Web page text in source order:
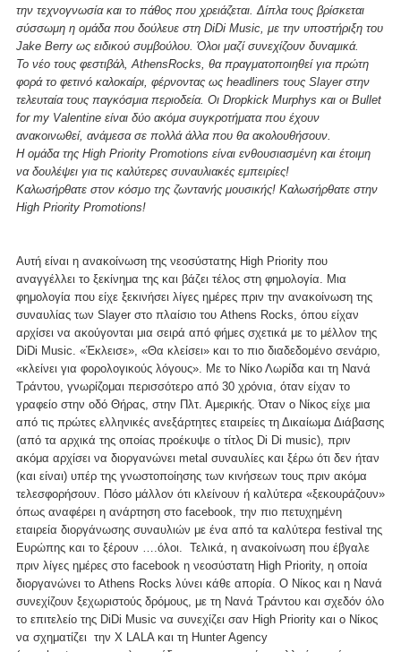
την τεχνογνωσία και το πάθος που χρειάζεται. Δίπλα τους βρίσκεται
σύσσωμη η ομάδα που δούλευε στη DiDi Music, με την υποστήριξη του
Jake Berry ως ειδικού συμβούλου. Όλοι μαζί συνεχίζουν δυναμικά.
Το νέο τους φεστιβάλ, AthensRocks, θα πραγματοποιηθεί για πρώτη
φορά το φετινό καλοκαίρι, φέρνοντας ως headliners τους Slayer στην
τελευταία τους παγκόσμια περιοδεία. Οι Dropkick Murphys και οι Bullet
for my Valentine είναι δύο ακόμα συγκροτήματα που έχουν
ανακοινωθεί, ανάμεσα σε πολλά άλλα που θα ακολουθήσουν.
Η ομάδα της High Priority Promotions είναι ενθουσιασμένη και έτοιμη
να δουλέψει για τις καλύτερες συναυλιακές εμπειρίες!
Καλωσήρθατε στον κόσμο της ζωντανής μουσικής! Καλωσήρθατε στην
High Priority Promotions!
Αυτή είναι η ανακοίνωση της νεοσύστατης High Priority που
αναγγέλλει το ξεκίνημα της και βάζει τέλος στη φημολογία. Μια
φημολογία που είχε ξεκινήσει λίγες ημέρες πριν την ανακοίνωση της
συναυλίας των Slayer στο πλαίσιο του Athens Rocks, όπου είχαν
αρχίσει να ακούγονται μια σειρά από φήμες σχετικά με το μέλλον της
DiDi Music. «Έκλεισε», «Θα κλείσει» και το πιο διαδεδομένο σενάριο,
«κλείνει για φορολογικούς λόγους». Με το Νίκο Λωρίδα και τη Νανά
Τράντου, γνωρίζομαι περισσότερο από 30 χρόνια, όταν είχαν το
γραφείο στην οδό Θήρας, στην Πλτ. Αμερικής. Όταν ο Νίκος είχε μια
από τις πρώτες ελληνικές ανεξάρτητες εταιρείες τη Δικαίωμα Διάβασης
(από τα αρχικά της οποίας προέκυψε ο τίτλος Di Di music), πριν
ακόμα αρχίσει να διοργανώνει metal συναυλίες και ξέρω ότι δεν ήταν
(και είναι) υπέρ της γνωστοποίησης των κινήσεων τους πριν ακόμα
τελεσφορήσουν. Πόσο μάλλον ότι κλείνουν ή καλύτερα «ξεκουράζουν»
όπως αναφέρει η ανάρτηση στο facebook, την πιο πετυχημένη
εταιρεία διοργάνωσης συναυλιών με ένα από τα καλύτερα festival της
Ευρώπης και το ξέρουν ….όλοι. Τελικά, η ανακοίνωση που έβγαλε
πριν λίγες ημέρες στο facebook η νεοσύστατη High Priority, η οποία
διοργανώνει το Athens Rocks λύνει κάθε απορία. Ο Νίκος και η Νανά
συνεχίζουν ξεχωριστούς δρόμους, με τη Νανά Τράντου και σχεδόν όλο
το επιτελείο της DiDi Music να συνεχίζει σαν High Priority και ο Νίκος
να σχηματίζει την X LALA και τη Hunter Agency